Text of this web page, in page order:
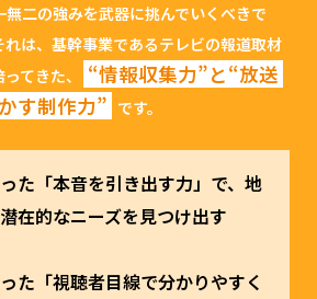
二の強みを武器に挑んでいくべきで
は、基幹事業であるテレビの報道取材
てきた、
“情報収集力”と“放送
す制作力” です。
た「本音を引き出す力」で、 地
在的なニーズを見つけ出す
た「視聴者目線で分かりやすく